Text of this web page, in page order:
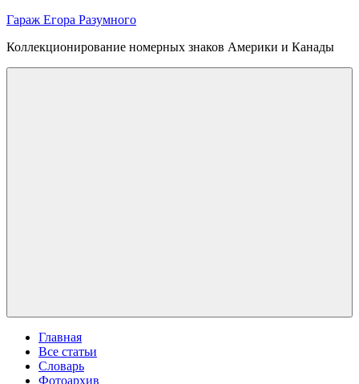
Skip
content
Гараж Егора Разумного
Коллекционирование номерных знаков Америки и Канады
Главная
Все статьи
Словарь
Фотоархив